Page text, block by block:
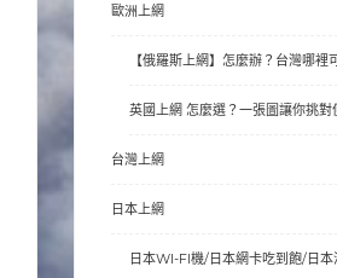
歐洲上網
【俄羅斯上網】怎麼辦？台灣哪裡
英國上網 怎麼選？一張圖讓你挑對
台灣上網
日本上網
日本WI-FI機/日本網卡吃到飽/日